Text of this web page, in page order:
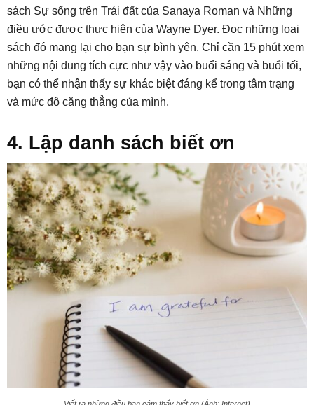
sách Sự sống trên Trái đất của Sanaya Roman và Những
điều ước được thực hiện của Wayne Dyer. Đọc những loại
sách đó mang lại cho bạn sự bình yên. Chỉ cần 15 phút xem
những nội dung tích cực như vậy vào buổi sáng và buổi tối,
bạn có thể nhận thấy sự khác biệt đáng kể trong tâm trạng
và mức độ căng thẳng của mình.
4. Lập danh sách biết ơn